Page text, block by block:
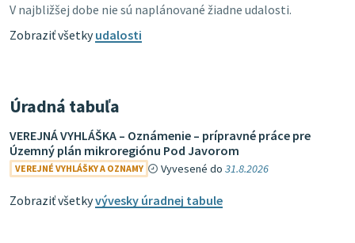
V najbližšej dobe nie sú naplánované žiadne udalosti.
Zobraziť všetkyudalosti
Úradná tabuľa
VEREJNÁ VYHLÁŠKA – Oznámenie – prípravné práce pre
Územný plán mikroregiónu Pod Javorom
VEREJNÉ VYHLÁŠKY A OZNAMY Vyvesené do31.8.2026
Zobraziť všetkyvývesky úradnej tabule